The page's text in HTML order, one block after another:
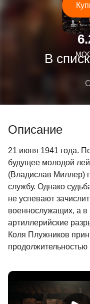
В
Описание
21 июня 1941 года.
будущее молодой
(Владислав Миллер)
службу. Однако
не успевают
военнослужащих, а в
артиллерийские
Коля Плужников
продолжительностью